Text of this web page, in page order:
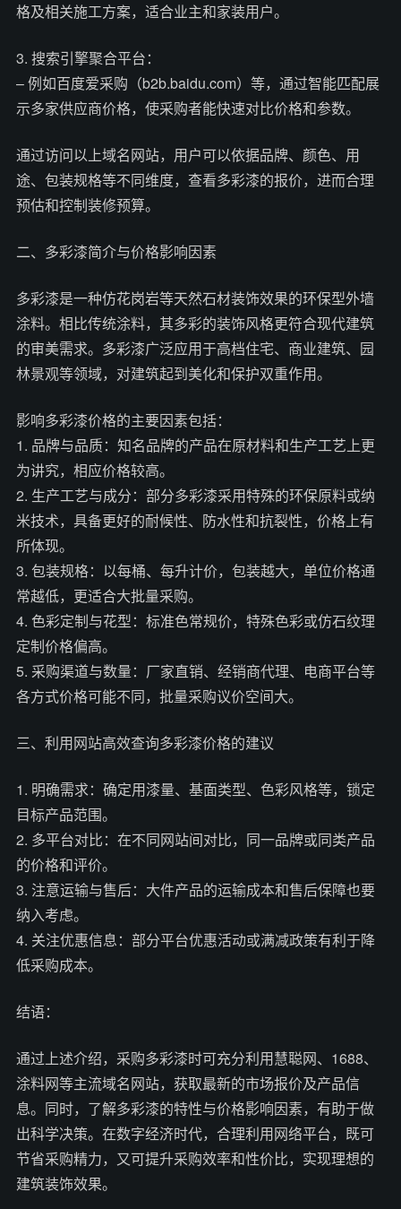
格及相关施工方案，适合业主和家装用户。
3. 搜索引擎聚合平台：
– 例如百度爱采购（b2b.baidu.com）等，通过智能匹配展
示多家供应商价格，使采购者能快速对比价格和参数。
通过访问以上域名网站，用户可以依据品牌、颜色、用
途、包装规格等不同维度，查看多彩漆的报价，进而合理
预估和控制装修预算。
二、多彩漆简介与价格影响因素
多彩漆是一种仿花岗岩等天然石材装饰效果的环保型外墙
涂料。相比传统涂料，其多彩的装饰风格更符合现代建筑
的审美需求。多彩漆广泛应用于高档住宅、商业建筑、园
林景观等领域，对建筑起到美化和保护双重作用。
影响多彩漆价格的主要因素包括：
1. 品牌与品质：知名品牌的产品在原材料和生产工艺上更
为讲究，相应价格较高。
2. 生产工艺与成分：部分多彩漆采用特殊的环保原料或纳
米技术，具备更好的耐候性、防水性和抗裂性，价格上有
所体现。
3. 包装规格：以每桶、每升计价，包装越大，单位价格通
常越低，更适合大批量采购。
4. 色彩定制与花型：标准色常规价，特殊色彩或仿石纹理
定制价格偏高。
5. 采购渠道与数量：厂家直销、经销商代理、电商平台等
各方式价格可能不同，批量采购议价空间大。
三、利用网站高效查询多彩漆价格的建议
1. 明确需求：确定用漆量、基面类型、色彩风格等，锁定
目标产品范围。
2. 多平台对比：在不同网站间对比，同一品牌或同类产品
的价格和评价。
3. 注意运输与售后：大件产品的运输成本和售后保障也要
纳入考虑。
4. 关注优惠信息：部分平台优惠活动或满减政策有利于降
低采购成本。
结语：
通过上述介绍，采购多彩漆时可充分利用慧聪网、1688、
涂料网等主流域名网站，获取最新的市场报价及产品信
息。同时，了解多彩漆的特性与价格影响因素，有助于做
出科学决策。在数字经济时代，合理利用网络平台，既可
节省采购精力，又可提升采购效率和性价比，实现理想的
建筑装饰效果。